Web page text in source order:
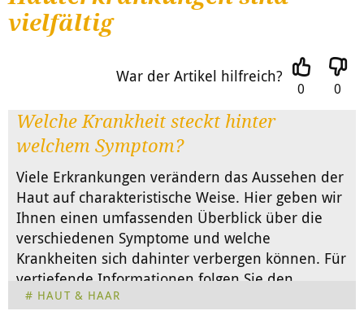
vielfältig
War der Artikel hilfreich?
0 0
Welche Krankheit steckt hinter
welchem Symptom?
Viele Erkrankungen verändern das Aussehen der
Haut auf charakteristische Weise. Hier geben wir
Ihnen einen umfassenden Überblick über die
verschiedenen Symptome und welche
Krankheiten sich dahinter verbergen können. Für
vertiefende Informationen folgen Sie den
angegebenen Links.
HAUT & HAAR